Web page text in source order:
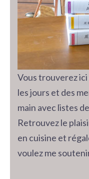
Vous trouverez
les jours et des
main avec listes
Retrouvez le
en cuisine et
voulez me